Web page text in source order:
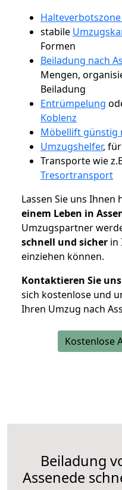
stabile
Formen
Beiladung nach
Mengen,
Beiladung
Entrümpelung
Koblenz
Möbellift günstig
Umzugshelfer,
Transporte wie
Tresortransport
Lassen Sie uns Ihnen
einem Leben in
Umzugspartner
schnell und sicher in
einziehen können.
Kontaktieren Sie
sich kostenlose und
Ihren Umzug nach
Kostenlose
Beiladung
Assenede